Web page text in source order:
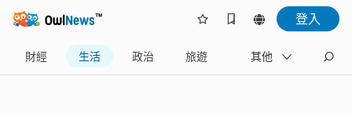
登入
財經 生活 政治 旅遊 體育
其他